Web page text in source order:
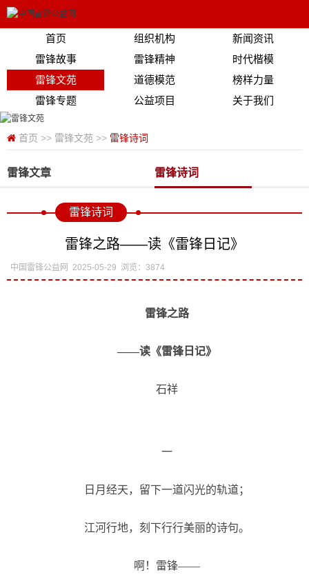
首页 组织机构
新闻资讯
雷锋故事
雷锋精神
时代楷模
雷锋文苑
道德模范
榜样力量
雷锋专题
公益项目 关于我们
首页 >> 雷锋文苑 >> 雷锋诗词
雷锋文章 雷锋诗词
雷锋诗词
雷锋之路——读《雷锋日记》
中国雷锋公益网 2025-05-29 浏览：3874
雷锋之路
——读《雷锋日记》
石祥
一
日月经天，留下一道闪光的轨道；
江河行地，刻下行行美丽的诗句。
啊！雷锋——